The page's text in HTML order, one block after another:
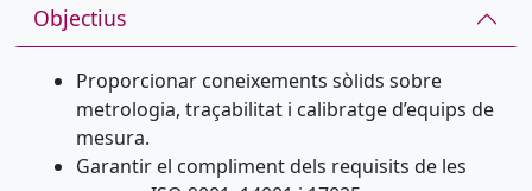
Objectius
Proporcionar coneixements sòlids sobre
metrologia, traçabilitat i calibratge d’equips de
mesura.
Garantir el compliment dels requisits de les